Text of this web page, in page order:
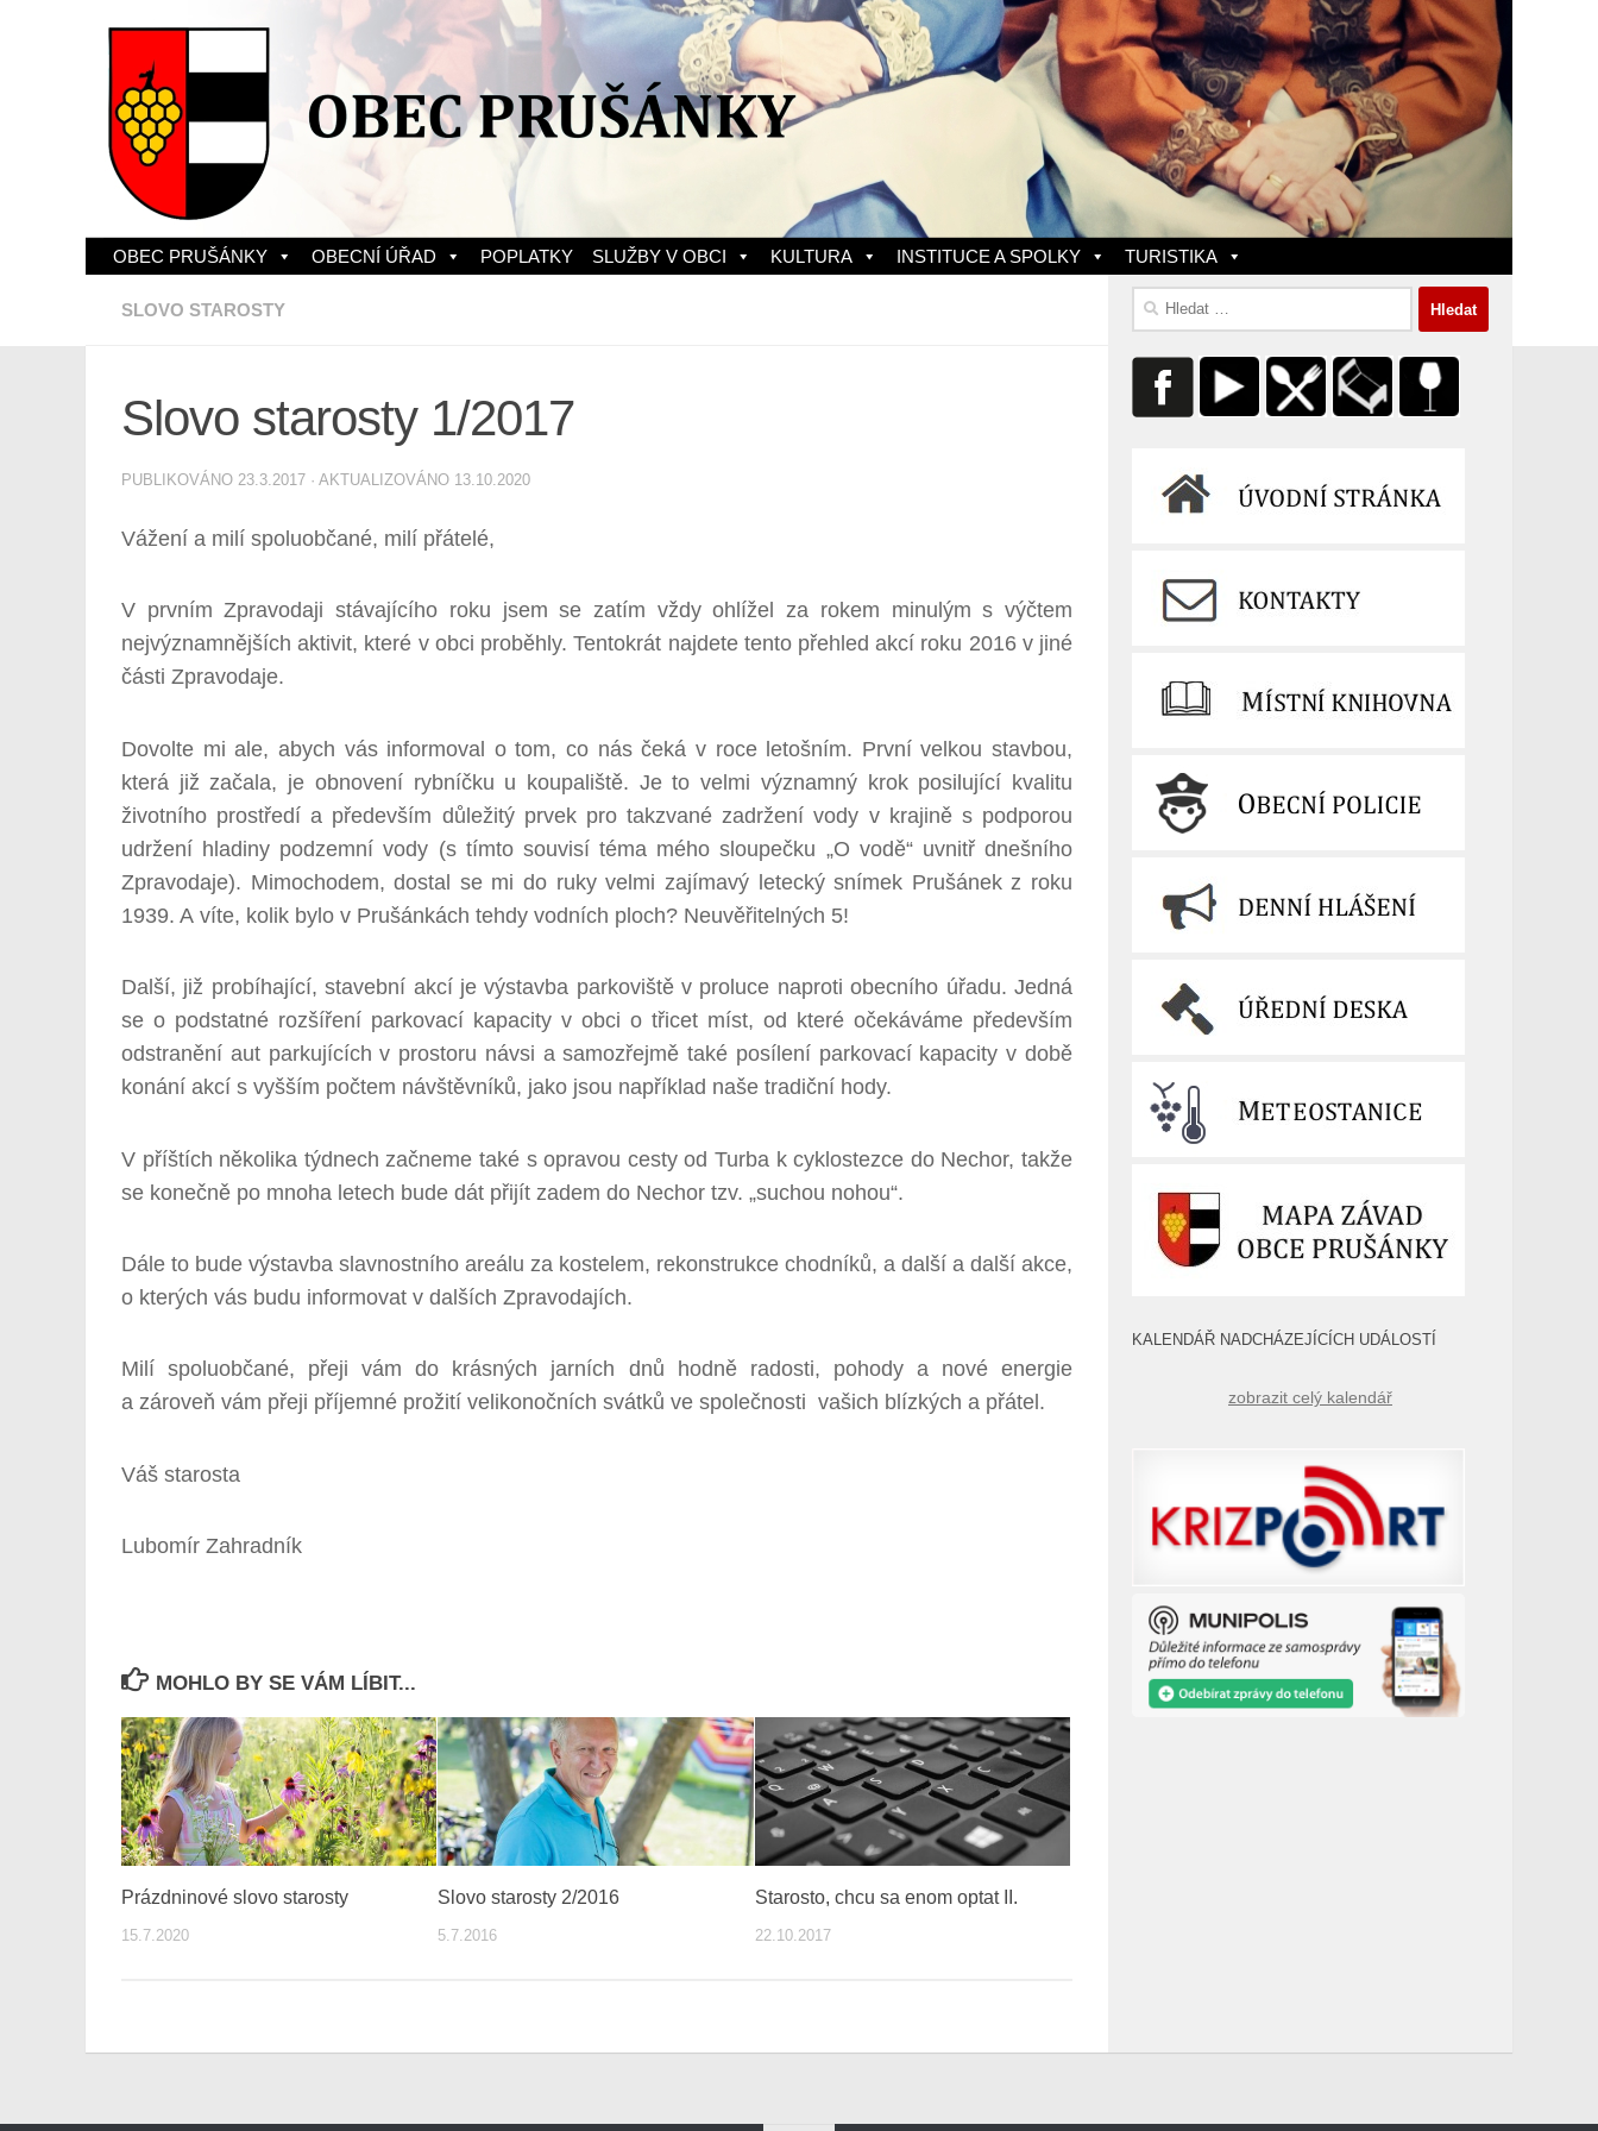
Skip to content
OBEC PRUŠÁNKY OBECNÍ ÚŘAD POPLATKY SLUŽBY V OBCI KULTURA INSTITUCE A SPOLKY TURISTIKA
SLOVO STAROSTY
Slovo starosty 1/2017
PUBLIKOVÁNO 23.3.2017 · AKTUALIZOVÁNO 13.10.2020
Vážení a milí spoluobčané, milí přátelé,
V prvním Zpravodaji stávajícího roku jsem se zatím vždy ohlížel za rokem minulým s výčtem
nejvýznamnějších aktivit, které v obci proběhly. Tentokrát najdete tento přehled akcí roku 2016 v jiné
části Zpravodaje.
Dovolte mi ale, abych vás informoval o tom, co nás čeká v roce letošním. První velkou stavbou,
která již začala, je obnovení rybníčku u koupaliště. Je to velmi významný krok posilující kvalitu
životního prostředí a především důležitý prvek pro takzvané zadržení vody v krajině s podporou
udržení hladiny podzemní vody (s tímto souvisí téma mého sloupečku „O vodě“ uvnitř dnešního
Zpravodaje). Mimochodem, dostal se mi do ruky velmi zajímavý letecký snímek Prušánek z roku
1939. A víte, kolik bylo v Prušánkách tehdy vodních ploch? Neuvěřitelných 5!
Další, již probíhající, stavební akcí je výstavba parkoviště v proluce naproti obecního úřadu. Jedná
se o podstatné rozšíření parkovací kapacity v obci o třicet míst, od které očekáváme především
odstranění aut parkujících v prostoru návsi a samozřejmě také posílení parkovací kapacity v době
konání akcí s vyšším počtem návštěvníků, jako jsou například naše tradiční hody.
V příštích několika týdnech začneme také s opravou cesty od Turba k cyklostezce do Nechor, takže
se konečně po mnoha letech bude dát přijít zadem do Nechor tzv. „suchou nohou“.
Dále to bude výstavba slavnostního areálu za kostelem, rekonstrukce chodníků, a další a další akce,
o kterých vás budu informovat v dalších Zpravodajích.
Milí spoluobčané, přeji vám do krásných jarních dnů hodně radosti, pohody a nové energie
a zároveň vám přeji příjemné prožití velikonočních svátků ve společnosti vašich blízkých a přátel.
Váš starosta
Lubomír Zahradník
MOHLO BY SE VÁM LÍBIT...
Prázdninové slovo starosty
15.7.2020
Slovo starosty 2/2016
5.7.2016
Starosto, chcu sa enom optat II.
22.10.2017
Vyhledávání
KALENDÁŘ NADCHÁZEJÍCÍCH UDÁLOSTÍ
zobrazit celý kalendář